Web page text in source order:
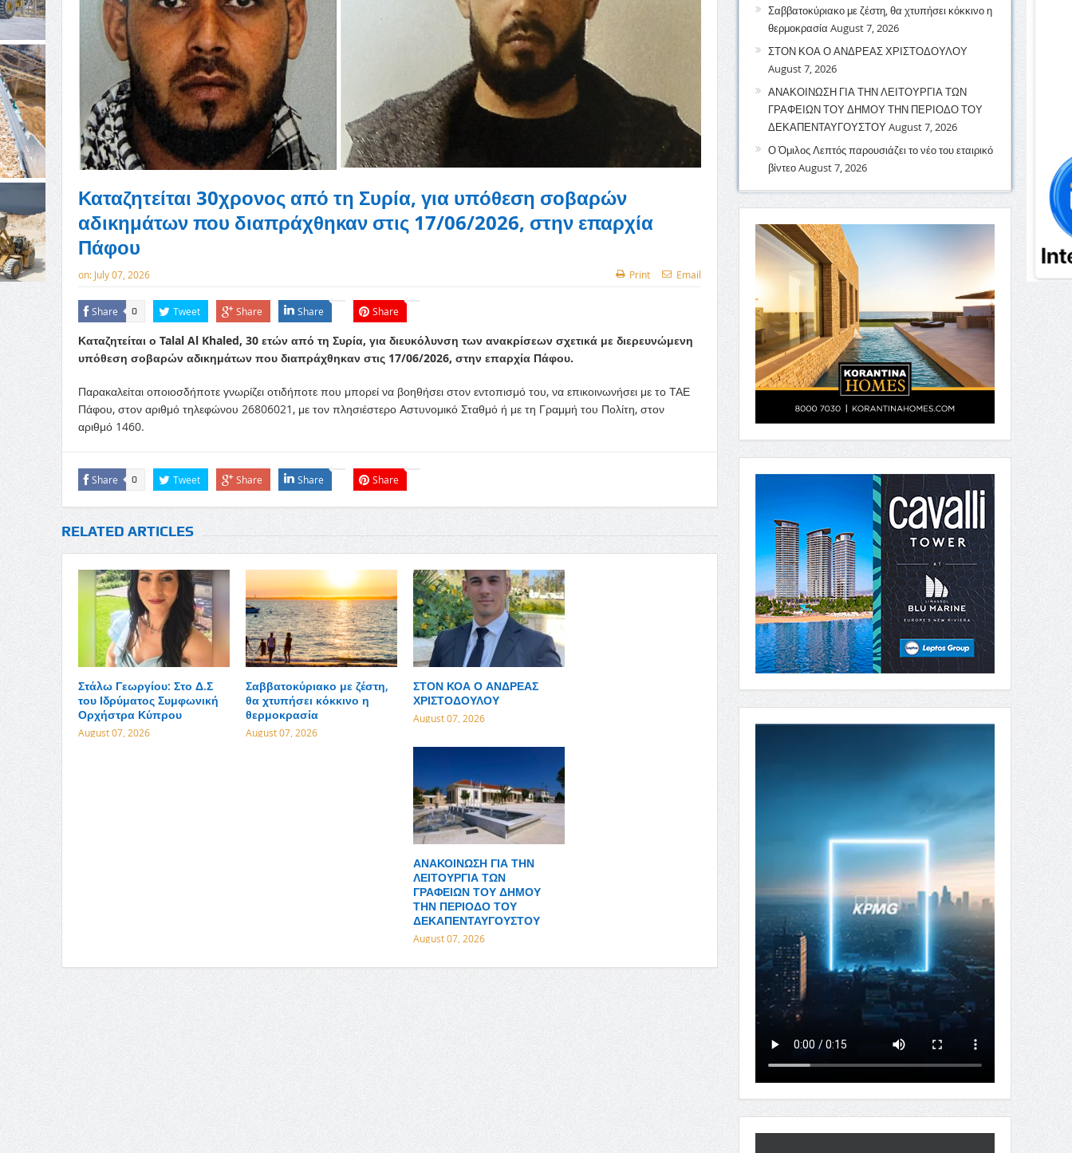
Καταζητείται 30χρονος από τη Συρία, για υπόθεση σοβαρών
αδικημάτων που διαπράχθηκαν στις 17/06/2026, στην επαρχία
Πάφου
on: July 07, 2026 Print Email
Share 0 Tweet Share Share Share
Καταζητείται ο Talal Al Khaled, 30 ετών από τη Συρία, για διευκόλυνση των ανακρίσεων σχετικά με διερευνώμενη
υπόθεση σοβαρών αδικημάτων που διαπράχθηκαν στις 17/06/2026, στην επαρχία Πάφου.
Παρακαλείται οποιοσδήποτε γνωρίζει οτιδήποτε που μπορεί να βοηθήσει στον εντοπισμό του, να επικοινωνήσει με το ΤΑΕ
Πάφου, στον αριθμό τηλεφώνου 26806021, με τον πλησιέστερο Αστυνομικό Σταθμό ή με τη Γραμμή του Πολίτη, στον
αριθμό 1460.
Share 0 Tweet Share Share Share
RELATED ARTICLES
Στάλω Γεωργίου: Στο Δ.Σ
του Ιδρύματος Συμφωνική
Ορχήστρα Κύπρου
August 07, 2026
Σαββατοκύριακο με ζέστη,
θα χτυπήσει κόκκινο η
θερμοκρασία
August 07, 2026
ΣΤΟΝ ΚΟΑ Ο ΑΝΔΡΕΑΣ
ΧΡΙΣΤΟΔΟΥΛΟΥ
August 07, 2026
ΑΝΑΚΟΙΝΩΣΗ ΓΙΑ ΤΗΝ
ΛΕΙΤΟΥΡΓΙΑ ΤΩΝ
ΓΡΑΦΕΙΩΝ ΤΟΥ ΔΗΜΟΥ
ΤΗΝ ΠΕΡΙΟΔΟ ΤΟΥ
ΔΕΚΑΠΕΝΤΑΥΓΟΥΣΤΟΥ
August 07, 2026
Σαββατοκύριακο με ζέστη, θα χτυπήσει κόκκινο η
θερμοκρασία August 7, 2026
ΣΤΟΝ ΚΟΑ Ο ΑΝΔΡΕΑΣ ΧΡΙΣΤΟΔΟΥΛΟΥ
August 7, 2026
ΑΝΑΚΟΙΝΩΣΗ ΓΙΑ ΤΗΝ ΛΕΙΤΟΥΡΓΙΑ ΤΩΝ
ΓΡΑΦΕΙΩΝ ΤΟΥ ΔΗΜΟΥ ΤΗΝ ΠΕΡΙΟΔΟ ΤΟΥ
ΔΕΚΑΠΕΝΤΑΥΓΟΥΣΤΟΥAugust 7, 2026
Ο Όμιλος Λεπτός παρουσιάζει το νέο του εταιρικό
βίντεοAugust 7, 2026